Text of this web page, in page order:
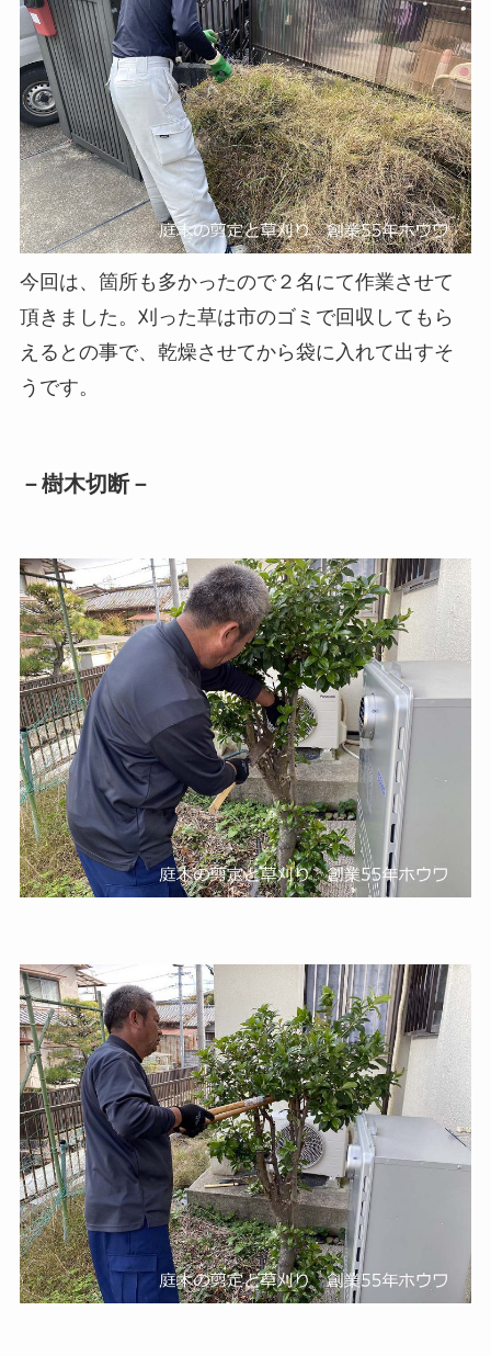
今回は、箇所も多かったので２名にて作業させて
頂きました。刈った草は市のゴミで回収してもら
えるとの事で、乾燥させてから袋に入れて出すそ
うです。
－樹木切断－